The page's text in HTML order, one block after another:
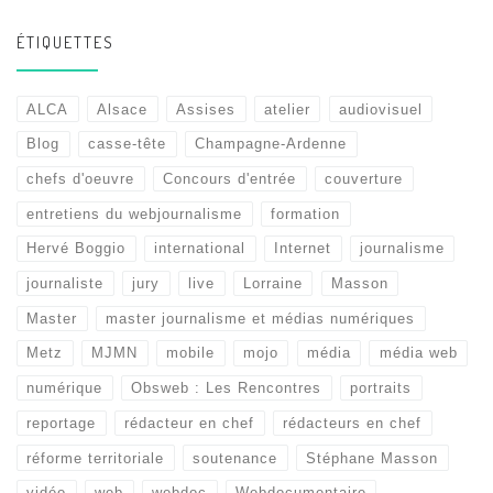
ÉTIQUETTES
ALCA Alsace Assises atelier audiovisuel
Blog casse-tête Champagne-Ardenne
chefs d'oeuvre Concours d'entrée couverture
entretiens du webjournalisme formation
Hervé Boggio international Internet journalisme
journaliste jury live Lorraine Masson
Master master journalisme et médias numériques
Metz MJMN mobile mojo média média web
numérique Obsweb : Les Rencontres portraits
reportage rédacteur en chef rédacteurs en chef
réforme territoriale soutenance Stéphane Masson